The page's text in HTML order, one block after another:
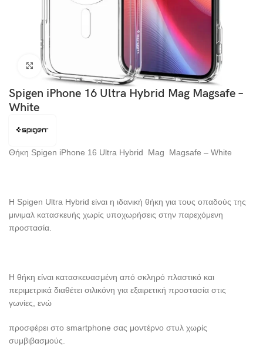
Click to enlarge
Spigen iPhone 16 Ultra Hybrid Mag Magsafe –
White
Θήκη Spigen iPhone 16 Ultra Hybrid Mag Magsafe – White
Η Spigen Ultra Hybrid είναι η ιδανική θήκη για τους οπαδούς της
μινιμαλ κατασκευής χωρίς υποχωρήσεις στην παρεχόμενη
προστασία.
Η θήκη είναι κατασκευασμένη από σκληρό πλαστικό και
περιμετρικά διαθέτει σιλικόνη για εξαιρετική προστασία στις
γωνίες, ενώ
προσφέρει στο smartphone σας μοντέρνο στυλ χωρίς
συμβιβασμούς.